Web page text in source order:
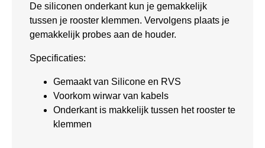
De siliconen onderkant kun je gemakkelijk
tussen je rooster klemmen. Vervolgens plaats je
gemakkelijk probes aan de houder.
Specificaties:
Gemaakt van Silicone en RVS
Voorkom wirwar van kabels
Onderkant is makkelijk tussen het rooster te
klemmen